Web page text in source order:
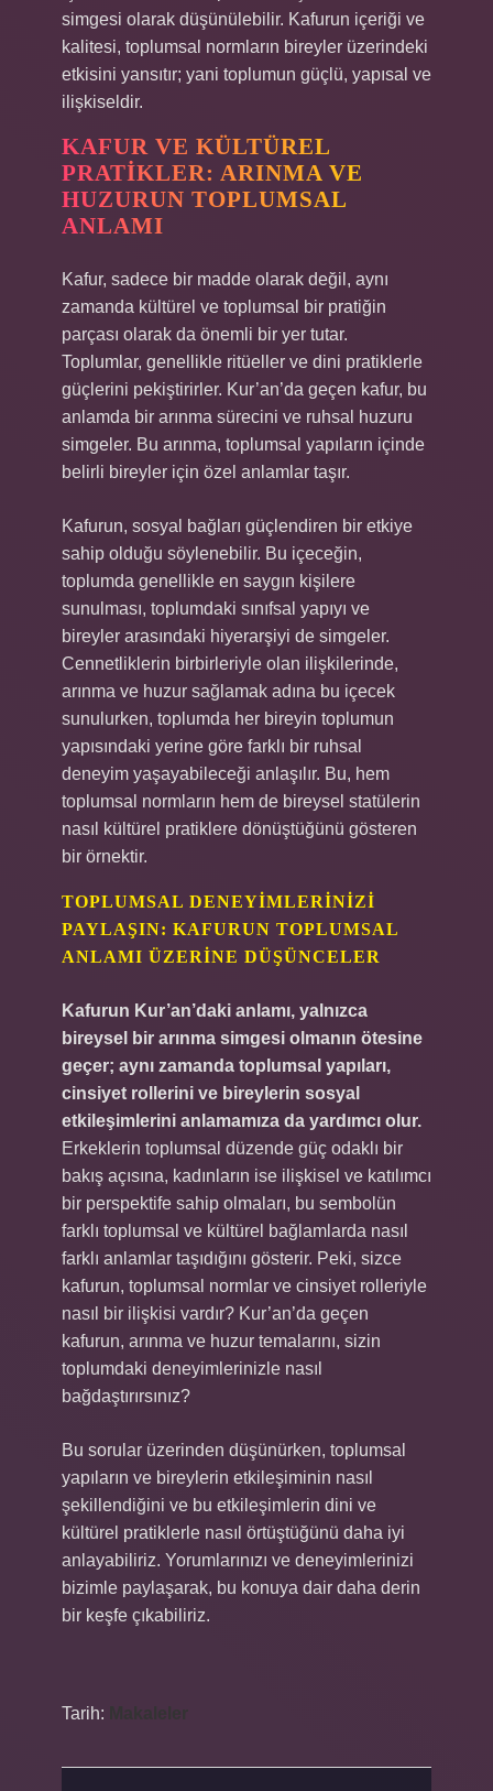
simgesi olarak düşünülebilir. Kafurun içeriği ve
kalitesi, toplumsal normların bireyler üzerindeki
etkisini yansıtır; yani toplumun güçlü, yapısal ve
ilişkiseldir.
KAFUR VE KÜLTÜREL
PRATIKLER: ARINMA VE
HUZURUN TOPLUMSAL
ANLAMI
Kafur, sadece bir madde olarak değil, aynı
zamanda kültürel ve toplumsal bir pratiğin
parçası olarak da önemli bir yer tutar.
Toplumlar, genellikle ritüeller ve dini pratiklerle
güçlerini pekiştirirler. Kur’an’da geçen kafur, bu
anlamda bir arınma sürecini ve ruhsal huzuru
simgeler. Bu arınma, toplumsal yapıların içinde
belirli bireyler için özel anlamlar taşır.
Kafurun, sosyal bağları güçlendiren bir etkiye
sahip olduğu söylenebilir. Bu içeceğin,
toplumda genellikle en saygın kişilere
sunulması, toplumdaki sınıfsal yapıyı ve
bireyler arasındaki hiyerarşiyi de simgeler.
Cennetliklerin birbirleriyle olan ilişkilerinde,
arınma ve huzur sağlamak adına bu içecek
sunulurken, toplumda her bireyin toplumun
yapısındaki yerine göre farklı bir ruhsal
deneyim yaşayabileceği anlaşılır. Bu, hem
toplumsal normların hem de bireysel statülerin
nasıl kültürel pratiklere dönüştüğünü gösteren
bir örnektir.
TOPLUMSAL DENEYIMLERINIZI
PAYLAŞIN: KAFURUN TOPLUMSAL
ANLAMI ÜZERINE DÜŞÜNCELER
Kafurun Kur’an’daki anlamı, yalnızca
bireysel bir arınma simgesi olmanın ötesine
geçer; aynı zamanda toplumsal yapıları,
cinsiyet rollerini ve bireylerin sosyal
etkileşimlerini anlamamıza da yardımcı olur.
Erkeklerin toplumsal düzende güç odaklı bir
bakış açısına, kadınların ise ilişkisel ve katılımcı
bir perspektife sahip olmaları, bu sembolün
farklı toplumsal ve kültürel bağlamlarda nasıl
farklı anlamlar taşıdığını gösterir. Peki, sizce
kafurun, toplumsal normlar ve cinsiyet rolleriyle
nasıl bir ilişkisi vardır? Kur’an’da geçen
kafurun, arınma ve huzur temalarını, sizin
toplumdaki deneyimlerinizle nasıl
bağdaştırırsınız?
Bu sorular üzerinden düşünürken, toplumsal
yapıların ve bireylerin etkileşiminin nasıl
şekillendiğini ve bu etkileşimlerin dini ve
kültürel pratiklerle nasıl örtüştüğünü daha iyi
anlayabiliriz. Yorumlarınızı ve deneyimlerinizi
bizimle paylaşarak, bu konuya dair daha derin
bir keşfe çıkabiliriz.
Tarih: